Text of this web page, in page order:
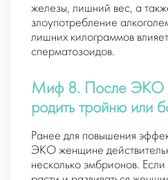
железы, лишний вес, а
злоупотребление
лишних килограммов
сперматозоидов.
Миф 8. После ЭКО
родить тройню или
Ранее для повышения
ЭКО женщине
несколько эмбрионов.